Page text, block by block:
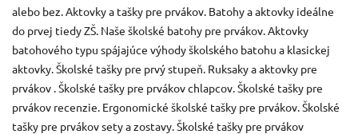
alebo bez. Aktovky a tašky pre prvákov. Batohy a aktovky ideálne
do prvej tiedy ZŠ. Naše školské batohy pre prvákov. Aktovky
batohového typu spájajúce výhody školského batohu a klasickej
aktovky. Školské tašky pre prvý stupeň. Ruksaky a aktovky pre
prvákov . Školské tašky pre prvákov chlapcov. Školské tašky pre
prvákov recenzie. Ergonomické školské tašky pre prvákov. Školské
tašky pre prvákov sety a zostavy. Školské tašky pre prvákov